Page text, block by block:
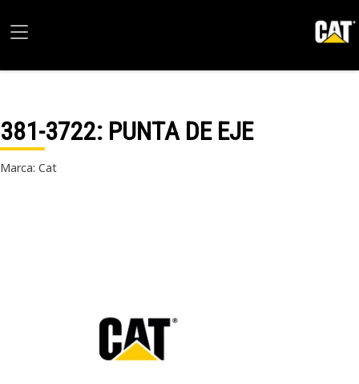
381-3722: PUNTA DE EJE
Marca: Cat